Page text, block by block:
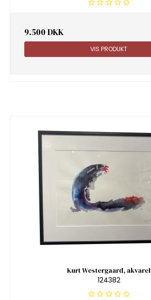
9.500 DKK
VIS PRODUKT
Kurt Westergaard, akvarel
124382